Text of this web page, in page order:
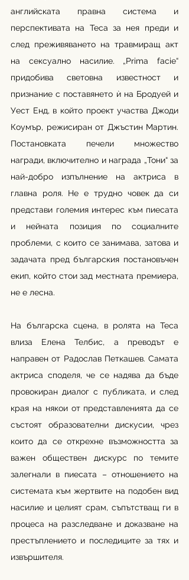
английската правна система и
перспективата на Теса за нея преди и
след преживяването на травмиращ акт
на сексуално насилие. „Prima facie“
придобива световна известност и
признание с поставянето ѝ на Бродуей и
Уест Енд, в който проект участва Джоди
Коумър, режисиран от Джъстин Мартин.
Постановката печели множество
награди, включително и награда „Тони“ за
най-добро изпълнение на актриса в
главна роля. Не е трудно човек да си
представи големия интерес към пиесата
и нейната позиция по социалните
проблеми, с които се занимава, затова и
задачата пред българския постановъчен
екип, който стои зад местната премиера,
не е лесна.
На българска сцена, в ролята на Теса
влиза Елена Телбис, а преводът е
направен от Радослав Петкашев. Самата
актриса споделя, че се надява да бъде
провокиран диалог с публиката, и след
края на някои от представленията да се
състоят образователни дискусии, чрез
които да се открехне възможността за
важен обществен дискурс по темите
залегнали в пиесата – отношението на
системата към жертвите на подобен вид
насилие и целият срам, съпътстващ ги в
процеса на разследване и доказване на
престъплението и последиците за тях и
извършителя.